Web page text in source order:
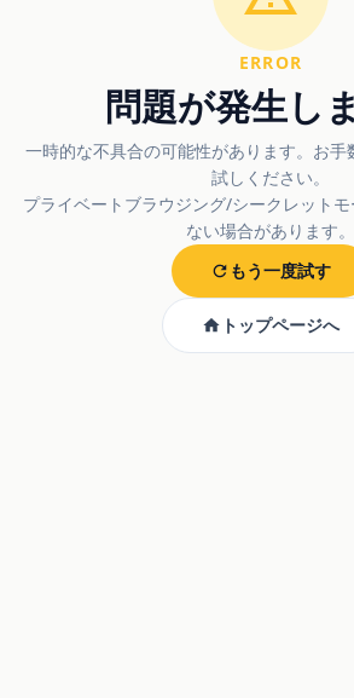
ERROR
問題が発生し
一時的な不具合の可能性があります。お手
試しください。
プライベートブラウジング/シークレット
ない場合があります。
もう一度試す
トップページへ